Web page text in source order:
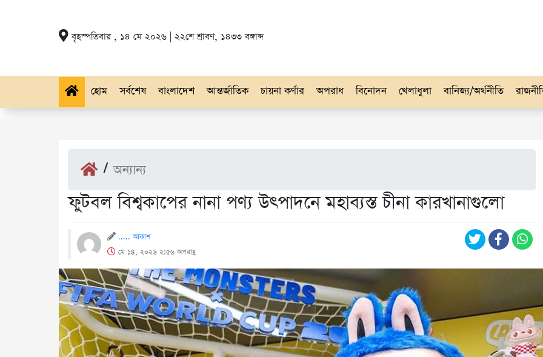
বৃহস্পতিবার , ১৪ মে ২০২৬ | ২২শে শ্রাবণ, ১৪৩৩ বঙ্গাব্দ
হোম সর্বশেষ বাংলাদেশ আন্তর্জাতিক চায়না কর্ণার অপরাধ বিনোদন খেলাধুলা বানিজ্য/অর্থনীতি
/অন্যান্য
ফুটবল বিশ্বকাপের নানা পণ্য উৎপাদনে মহাব্যস্ত চীনা কারখানাগুলো
..... আকাশ
মে ১৪, ২০২৬ ২:৫৬ অপরাহ্ণ